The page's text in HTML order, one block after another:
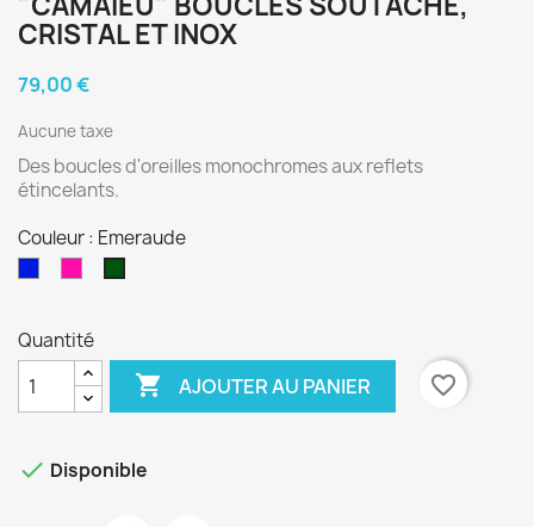
CRISTAL ET INOX
79,00 €
Aucune taxe
Des boucles d'oreilles monochromes aux reflets
étincelants.
Couleur : Emeraude
Quantité
 AJOUTER AU PANIER favorite_border
 Disponible